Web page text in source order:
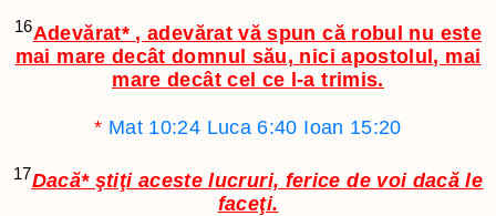
16Adevărat* , adevărat vă spun că robul nu este
mai mare decât domnul său, nici apostolul, mai
mare decât cel ce l-a trimis.
* Mat 10:24 Luca 6:40 Ioan 15:20
17Dacă* ştiţi aceste lucruri, ferice de voi dacă le
faceţi.